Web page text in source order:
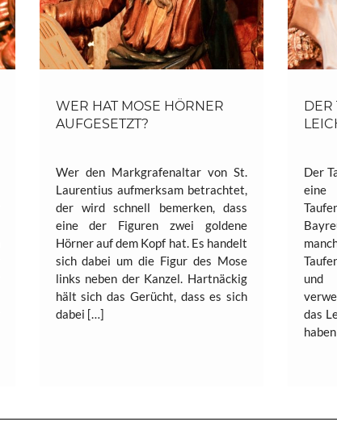
WER HAT MOSE HÖRNER
AUFGESETZT?
Wer den Markgrafenaltar von St.
Laurentius aufmerksam betrachtet,
der wird schnell bemerken, dass
eine der Figuren zwei goldene
Hörner auf dem Kopf hat. Es handelt
sich dabei um die Figur des Mose
links neben der Kanzel. Hartnäckig
hält sich das Gerücht, dass es sich
dabei […]
DER
Der
eine
und
das